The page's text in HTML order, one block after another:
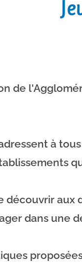
de
à
découvrir aux
dans une